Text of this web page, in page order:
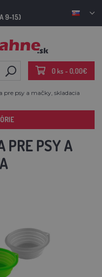
9-15)
0 ks - 0,00€
pre psy a mačky, skladacia
PRE PSY A